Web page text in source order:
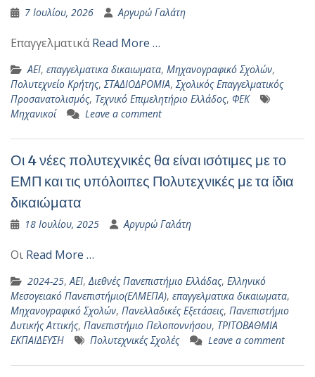
7 Ιουλίου, 2026 Αργυρώ Γαλάτη
ΕπαγγελματικάRead More …
ΑΕΙ, επαγγελματικα δικαιωματα, Μηχανογραφικό Σχολών,
Πολυτεχνείο Κρήτης,ΣΤΑΔΙΟΔΡΟΜΙΑ,Σχολικός Επαγγελματικός
Προσανατολισμός, Τεχνικό Επιμελητήριο Ελλάδος, ΦΕΚ
Μηχανικοί
Leave a comment
Οι 4 νέες πολυτεχνικές θα είναι ισότιμες με το
ΕΜΠ και τις υπόλοιπες Πολυτεχνικές με τα ίδια
δικαιώματα
18 Ιουλίου, 2025 Αργυρώ Γαλάτη
Οι Read More …
2024-25,ΑΕΙ,Διεθνές Πανεπιστήμιο Ελλάδας, Ελληνικό
Μεσογειακό Πανεπιστήμιο(ΕΛΜΕΠΑ), επαγγελματικα δικαιωματα,
Μηχανογραφικό Σχολών, Πανελλαδικές Εξετάσεις, Πανεπιστήμιο
Δυτικής Αττικής, Πανεπιστήμιο Πελοποννήσου, ΤΡΙΤΟΒΑΘΜΙΑ
ΕΚΠΑΙΔΕΥΣΗ
Πολυτεχνικές Σχολές Leave a comment